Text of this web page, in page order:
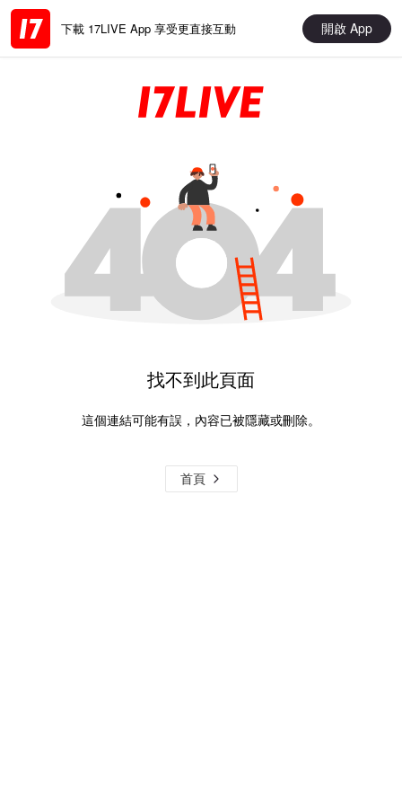
下載 17LIVE App 享受更直接互動 開啟 App
找不到此頁面
這個連結可能有誤，內容已被隱藏或刪除。
首頁